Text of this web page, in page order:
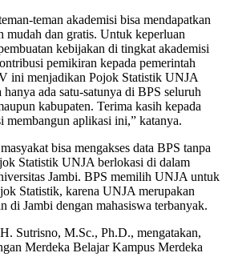
teman akademisi bisa mendapatkan
dan gratis. Untuk keperluan
kebijakan di tingkat akademisi
pemikiran kepada pemerintah
ini menjadikan Pojok Statistik UNJA
ada satu-satunya di BPS seluruh
kabupaten. Terima kasih kepada
aplikasi ini,” katanya.
bisa mengakses data BPS tanpa
Statistik UNJA berlokasi di dalam
Jambi. BPS memilih UNJA untuk
Statistik, karena UNJA merupakan
di Jambi dengan mahasiswa terbanyak.
Sutrisno, M.Sc., Ph.D., mengatakan,
Merdeka Belajar Kampus Merdeka